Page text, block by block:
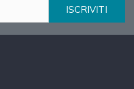
ISCRIVITI